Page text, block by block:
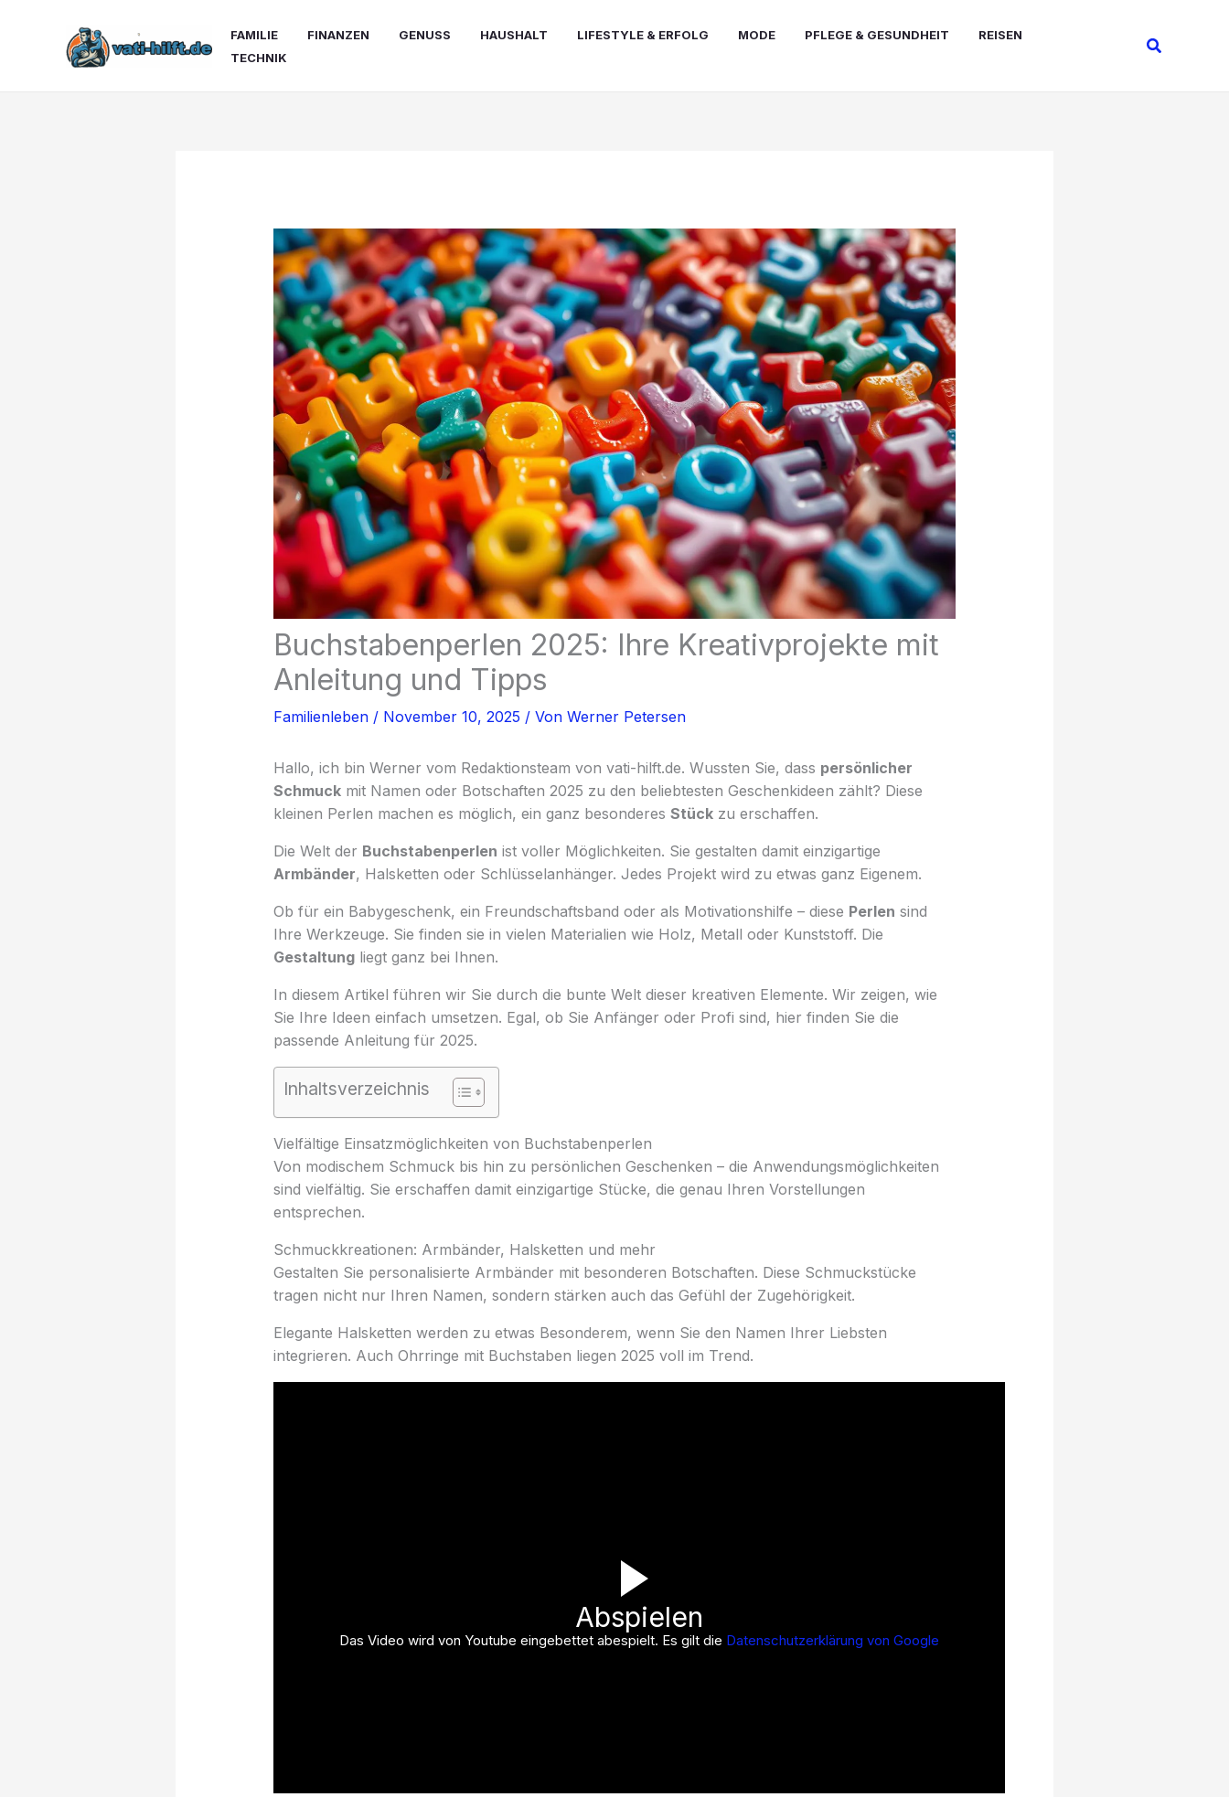
FAMILIE FINANZEN GENUSS HAUSHALT LIFESTYLE & ERFOLG MODE PFLEGE & GESUNDHEIT
REISEN
TECHNIK
Suchen
Buchstabenperlen 2025: Ihre Kreativprojekte mit
Anleitung und Tipps
Familienleben/ November 10, 2025 / Von Werner Petersen
Hallo, ich bin Werner vom Redaktionsteam von vati-hilft.de. Wussten Sie, dass persönlicher
Schmuckmit Namen oder Botschaften 2025 zu den beliebtesten Geschenkideen zählt? Diese
kleinen Perlen machen es möglich, ein ganz besonderes Stückzu erschaffen.
Die Welt der Buchstabenperlen ist voller Möglichkeiten. Sie gestalten damit einzigartige
Armbänder, Halsketten oder Schlüsselanhänger. Jedes Projekt wird zu etwas ganz Eigenem.
Ob für ein Babygeschenk, ein Freundschaftsband oder als Motivationshilfe – diese Perlen sind
Ihre Werkzeuge. Sie finden sie in vielen Materialien wie Holz, Metall oder Kunststoff. Die
Gestaltungliegt ganz bei Ihnen.
In diesem Artikel führen wir Sie durch die bunte Welt dieser kreativen Elemente. Wir zeigen, wie
Sie Ihre Ideen einfach umsetzen. Egal, ob Sie Anfänger oder Profi sind, hier finden Sie die
passende Anleitung für 2025.
Inhaltsverzeichnis
Vielfältige Einsatzmöglichkeiten von Buchstabenperlen
Von modischem Schmuck bis hin zu persönlichen Geschenken – die Anwendungsmöglichkeiten
sind vielfältig. Sie erschaffen damit einzigartige Stücke, die genau Ihren Vorstellungen
entsprechen.
Schmuckkreationen: Armbänder, Halsketten und mehr
Gestalten Sie personalisierte Armbänder mit besonderen Botschaften. Diese Schmuckstücke
tragen nicht nur Ihren Namen, sondern stärken auch das Gefühl der Zugehörigkeit.
Elegante Halsketten werden zu etwas Besonderem, wenn Sie den Namen Ihrer Liebsten
integrieren. Auch Ohrringe mit Buchstaben liegen 2025 voll im Trend.
Abspielen
Das Video wird von Youtube eingebettet abespielt. Es gilt die Datenschutzerklärung von Google